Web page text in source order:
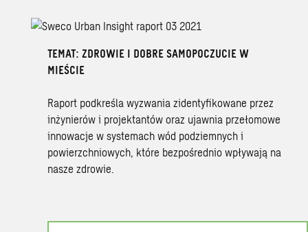
TEMAT: ZDROWIE I DOBRE SAMOPOCZUCIE W
MIEŚCIE
Raport podkreśla wyzwania zidentyfikowane przez
inżynierów i projektantów oraz ujawnia przełomowe
innowacje w systemach wód podziemnych i
powierzchniowych, które bezpośrednio wpływają na
nasze zdrowie.